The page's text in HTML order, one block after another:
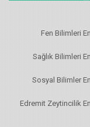
Fen Bilimleri
Sağlık Bilimleri
Sosyal Bilimler
Edremit Zeytincilik